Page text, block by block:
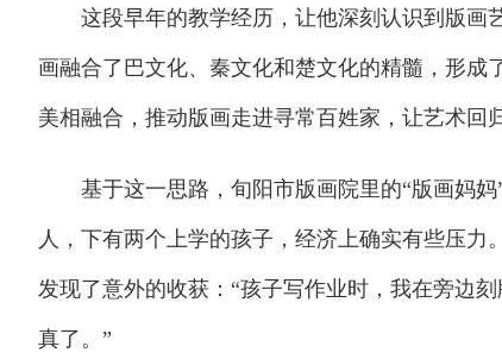
这段早年的教学经历，让他深刻认识到版画
画融合了巴文化、秦文化和楚文化的精髓，形
美相融合，推动版画走进寻常百姓家，让艺术回
基于这一思路，旬阳市版画院里的“版画妈妈
人，下有两个上学的孩子，经济上确实有些压
发现了意外的收获：“孩子写作业时，我在旁边
真了。”